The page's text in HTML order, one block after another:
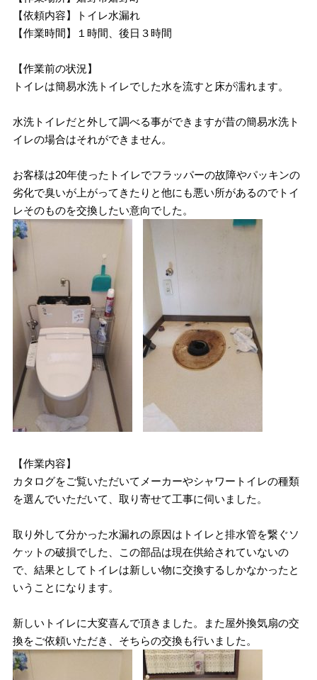
【依頼内容】トイレ水漏れ
【作業時間】１時間、後日３時間
【作業前の状況】
トイレは簡易水洗トイレでした水を流すと床が濡れます。
水洗トイレだと外して調べる事ができますが昔の簡易水洗ト
イレの場合はそれができません。
お客様は20年使ったトイレでフラッパーの故障やパッキンの
劣化で臭いが上がってきたりと他にも悪い所があるのでトイ
レそのものを交換したい意向でした。
【作業内容】
カタログをご覧いただいてメーカーやシャワートイレの種類
を選んでいただいて、取り寄せて工事に伺いました。
取り外して分かった水漏れの原因はトイレと排水管を繋ぐソ
ケットの破損でした、この部品は現在供給されていないの
で、結果としてトイレは新しい物に交換するしかなかったと
いうことになります。
新しいトイレに大変喜んで頂きました。また屋外換気扇の交
換をご依頼いただき、そちらの交換も行いました。